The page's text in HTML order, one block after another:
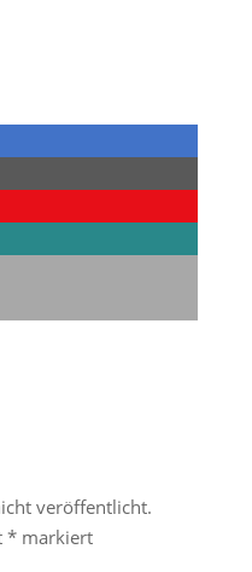
veröffentlicht.
*markiert